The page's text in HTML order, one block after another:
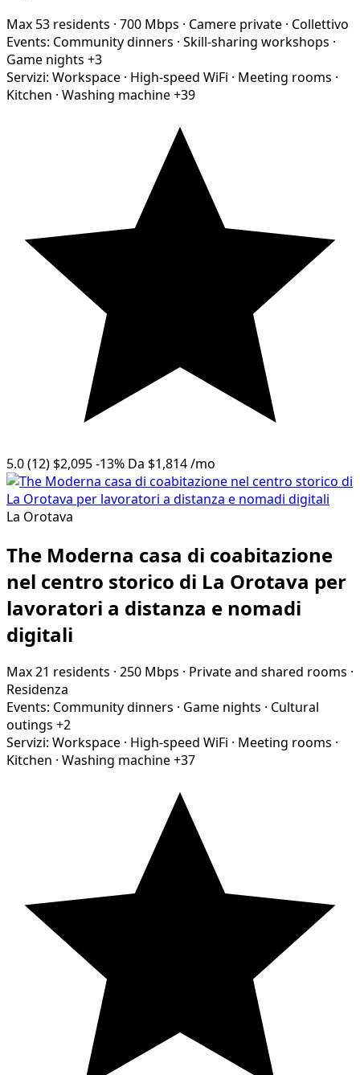
Max 53 residents · 700 Mbps · Camere private · Collettivo
Events: Community dinners · Skill-sharing workshops ·
Game nights +3
Servizi: Workspace · High-speed WiFi · Meeting rooms ·
Kitchen · Washing machine+39
5.0(12) $2,095-13% Da $1,814/mo
La Orotava
The Moderna casa di coabitazione
nel centro storico di La Orotava per
lavoratori a distanza e nomadi
digitali
Max 21 residents · 250 Mbps · Private and shared rooms ·
Residenza
Events: Community dinners · Game nights · Cultural
outings +2
Servizi: Workspace · High-speed WiFi · Meeting rooms ·
Kitchen · Washing machine+37